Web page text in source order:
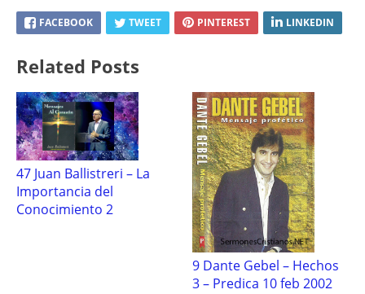
FACEBOOK TWEET PINTEREST LINKEDIN
Related Posts
47 Juan Ballistreri – La
Importancia del
Conocimiento 2
9 Dante Gebel – Hechos
3 – Predica 10 feb 2002